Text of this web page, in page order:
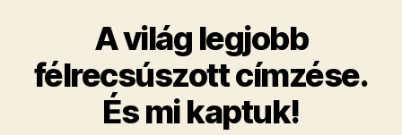
A világ legjobb
félrecsúszott címzése.
És mi kaptuk!